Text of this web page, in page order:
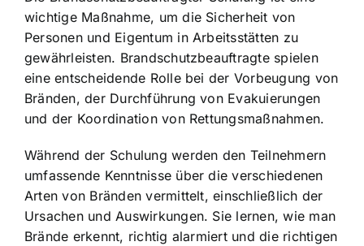
wichtige Maßnahme, um die Sicherheit von
Personen und Eigentum in Arbeitsstätten zu
gewährleisten. Brandschutzbeauftragte spielen
eine entscheidende Rolle bei der Vorbeugung von
Bränden, der Durchführung von Evakuierungen
und der Koordination von Rettungsmaßnahmen.
Während der Schulung werden den Teilnehmern
umfassende Kenntnisse über die verschiedenen
Arten von Bränden vermittelt, einschließlich der
Ursachen und Auswirkungen. Sie lernen, wie man
Brände erkennt, richtig alarmiert und die richtigen